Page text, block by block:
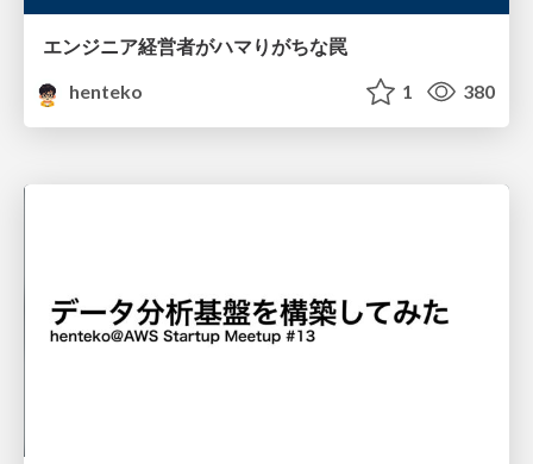
エンジニア経営者がハマりがちな罠
henteko
1 380